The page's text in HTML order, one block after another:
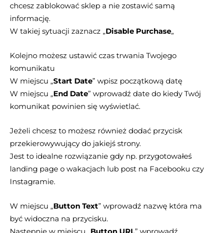
chcesz zablokować sklep a nie zostawić samą
informację.
W takiej sytuacji zaznacz „Disable Purchase„
Kolejno możesz ustawić czas trwania Twojego
komunikatu
W miejscu „Start Date” wpisz początkową datę
W miejscu „End Date” wprowadź date do kiedy Twój
komunikat powinien się wyświetlać.
Jeżeli chcesz to możesz również dodać przycisk
przekierowywujący do jakiejś strony.
Jest to idealne rozwiązanie gdy np. przygotowałeś
landing page o wakacjach lub post na Facebooku czy
Instagramie.
W miejscu „Button Text” wprowadź nazwę która ma
być widoczna na przycisku.